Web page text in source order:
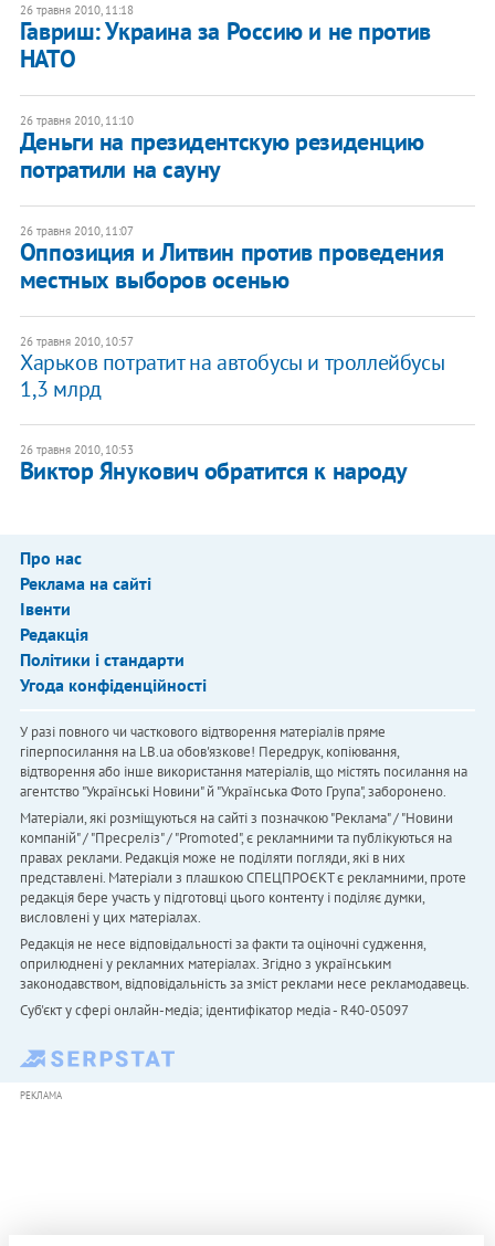
26 травня 2010, 11:18
Гавриш: Украина за Россию и не против
НАТО
26 травня 2010, 11:10
Деньги на президентскую резиденцию
потратили на сауну
26 травня 2010, 11:07
Оппозиция и Литвин против проведения
местных выборов осенью
26 травня 2010, 10:57
Харьков потратит на автобусы и троллейбусы
1,3 млрд
26 травня 2010, 10:53
Виктор Янукович обратится к народу
Про нас
Реклама на сайті
Івенти
Редакція
Політики і стандарти
Угода конфіденційності
У разі повного чи часткового відтворення матеріалів пряме
гіперпосилання на LB.ua обов'язкове! Передрук, копіювання,
відтворення або інше використання матеріалів, що містять посилання на
агентство "Українськi Новини" й "Українська Фото Група", заборонено.
Матеріали, які розміщуються на сайті з позначкою "Реклама" / "Новини
компаній" / "Пресреліз" / "Promoted", є рекламними та публікуються на
правах реклами. Редакція може не поділяти погляди, які в них
представлені. Матеріали з плашкою СПЕЦПРОЄКТ є рекламними, проте
редакція бере участь у підготовці цього контенту і поділяє думки,
висловлені у цих матеріалах.
Редакція не несе відповідальності за факти та оціночні судження,
оприлюднені у рекламних матеріалах. Згідно з українським
законодавством, відповідальність за зміст реклами несе рекламодавець.
Cуб'єкт у сфері онлайн-медіа; ідентифікатор медіа - R40-05097
РЕКЛАМА